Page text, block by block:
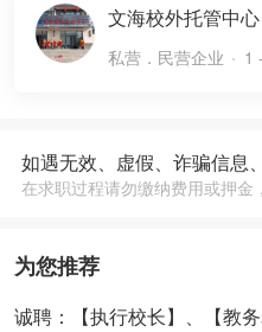
文海校外托管中心
私营．民营企业 1
如遇无效、虚假、诈骗信息
在求职过程请勿缴纳费用或押金
为您推荐
诚聘：【执行校长】、【教务